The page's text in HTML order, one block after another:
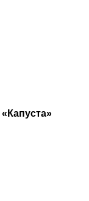
«Капуста»